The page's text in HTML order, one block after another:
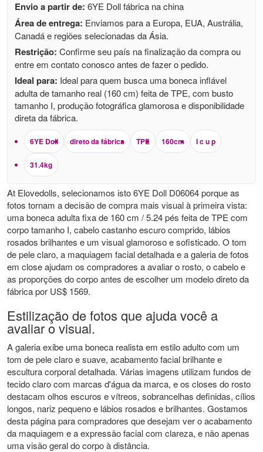
Envio a partir de: 6YE Doll fábrica na china
Área de entrega: Enviamos para a Europa, EUA, Austrália,
Canadá e regiões selecionadas da Ásia.
Restrição: Confirme seu país na finalização da compra ou
entre em contato conosco antes de fazer o pedido.
Ideal para: Ideal para quem busca uma boneca inflável
adulta de tamanho real (160 cm) feita de TPE, com busto
tamanho I, produção fotográfica glamorosa e disponibilidade
direta da fábrica.
6YE Doll direto da fábrica TPE 160cm I c u p
31.4kg
At Elovedolls, selecionamos isto 6YE Doll D06064 porque as
fotos tornam a decisão de compra mais visual à primeira vista:
uma boneca adulta fixa de 160 cm / 5.24 pés feita de TPE com
corpo tamanho I, cabelo castanho escuro comprido, lábios
rosados ​​brilhantes e um visual glamoroso e sofisticado. O tom
de pele claro, a maquiagem facial detalhada e a galeria de fotos
em close ajudam os compradores a avaliar o rosto, o cabelo e
as proporções do corpo antes de escolher um modelo direto da
fábrica por US$ 1569.
Estilização de fotos que ajuda você a
avaliar o visual.
A galeria exibe uma boneca realista em estilo adulto com um
tom de pele claro e suave, acabamento facial brilhante e
escultura corporal detalhada. Várias imagens utilizam fundos de
tecido claro com marcas d'água da marca, e os closes do rosto
destacam olhos escuros e vítreos, sobrancelhas definidas, cílios
longos, nariz pequeno e lábios rosados ​​e brilhantes. Gostamos
desta página para compradores que desejam ver o acabamento
da maquiagem e a expressão facial com clareza, e não apenas
uma visão geral do corpo à distância.